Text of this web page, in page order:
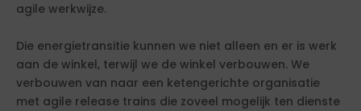
agile werkwijze.
Die energietransitie kunnen we niet alleen en er is werk
aan de winkel, terwijl we de winkel verbouwen. We
verbouwen van naar een ketengerichte organisatie
met agile release trains die zoveel mogelijk ten dienste